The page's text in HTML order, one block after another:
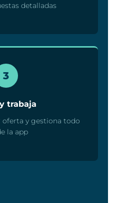
detalladas
3
trabaja
oferta y gestiona todo
la app